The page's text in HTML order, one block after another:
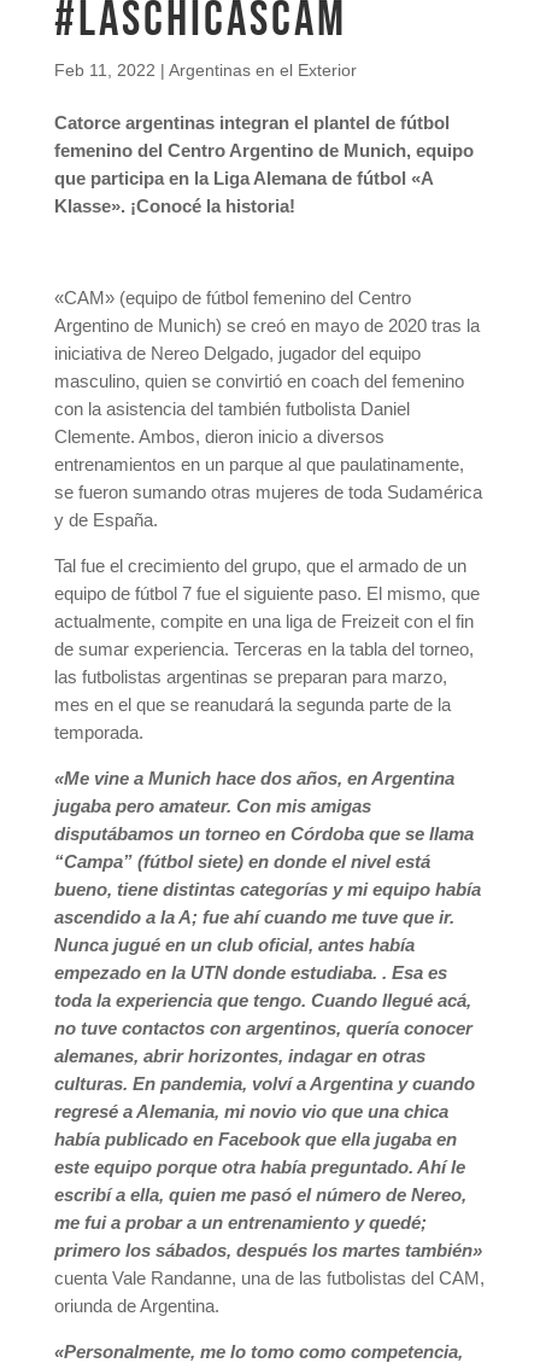
#LasChicasCAM
Feb 11, 2022 | Argentinas en el Exterior
Catorce argentinas integran el plantel de fútbol
femenino del Centro Argentino de Munich, equipo
que participa en la Liga Alemana de fútbol «A
Klasse». ¡Conocé la historia!
«CAM» (equipo de fútbol femenino del Centro
Argentino de Munich) se creó en mayo de 2020 tras la
iniciativa de Nereo Delgado, jugador del equipo
masculino, quien se convirtió en coach del femenino
con la asistencia del también futbolista Daniel
Clemente. Ambos, dieron inicio a diversos
entrenamientos en un parque al que paulatinamente,
se fueron sumando otras mujeres de toda Sudamérica
y de España.
Tal fue el crecimiento del grupo, que el armado de un
equipo de fútbol 7 fue el siguiente paso. El mismo, que
actualmente, compite en una liga de Freizeit con el fin
de sumar experiencia. Terceras en la tabla del torneo,
las futbolistas argentinas se preparan para marzo,
mes en el que se reanudará la segunda parte de la
temporada.
«Me vine a Munich hace dos años, en Argentina
jugaba pero amateur. Con mis amigas
disputábamos un torneo en Córdoba que se llama
“Campa” (fútbol siete) en donde el nivel está
bueno, tiene distintas categorías y mi equipo había
ascendido a la A; fue ahí cuando me tuve que ir.
Nunca jugué en un club oficial, antes había
empezado en la UTN donde estudiaba. . Esa es
toda la experiencia que tengo. Cuando llegué acá,
no tuve contactos con argentinos, quería conocer
alemanes, abrir horizontes, indagar en otras
culturas. En pandemia, volví a Argentina y cuando
regresé a Alemania, mi novio vio que una chica
había publicado en Facebook que ella jugaba en
este equipo porque otra había preguntado. Ahí le
escribí a ella, quien me pasó el número de Nereo,
me fui a probar a un entrenamiento y quedé;
primero los sábados, después los martes también»
cuenta Vale Randanne, una de las futbolistas del CAM,
oriunda de Argentina.
«Personalmente, me lo tomo como competencia,